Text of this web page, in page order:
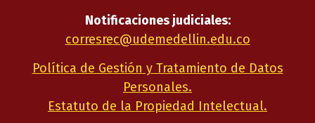
Notificaciones judiciales:
corresrec@udemedellin.edu.co
Política de Gestión y Tratamiento de Datos
Personales.
Estatuto de la Propiedad Intelectual.